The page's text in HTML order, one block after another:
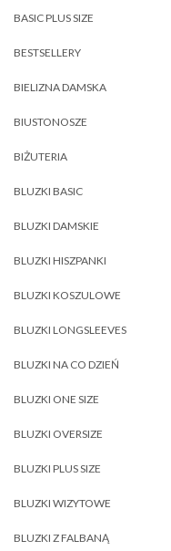
BASIC PLUS SIZE
BESTSELLERY
BIELIZNA DAMSKA
BIUSTONOSZE
BIŻUTERIA
BLUZKI BASIC
BLUZKI DAMSKIE
BLUZKI HISZPANKI
BLUZKI KOSZULOWE
BLUZKI LONGSLEEVES
BLUZKI NA CO DZIEŃ
BLUZKI ONE SIZE
BLUZKI OVERSIZE
BLUZKI PLUS SIZE
BLUZKI WIZYTOWE
BLUZKI Z FALBANĄ